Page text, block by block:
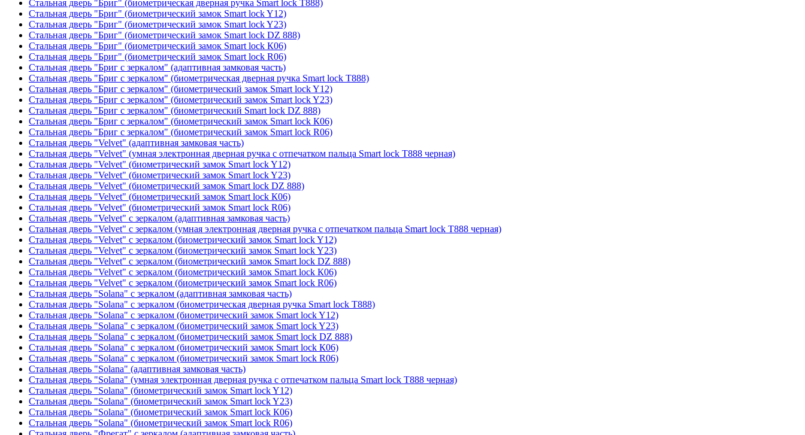
Стальная дверь "Бриг" (биометрическая дверная ручка Smart lock T888)
Стальная дверь "Бриг" (биометрический замок Smart lock Y12)
Стальная дверь "Бриг" (биометрический замок Smart lock Y23)
Стальная дверь "Бриг" (биометрический замок Smart lock DZ 888)
Стальная дверь "Бриг" (биометрический замок Smart lock К06)
Стальная дверь "Бриг" (биометрический замок Smart lock R06)
Стальная дверь "Бриг с зеркалом" (адаптивная замковая часть)
Стальная дверь "Бриг с зеркалом" (биометрическая дверная ручка Smart lock T888)
Стальная дверь "Бриг с зеркалом" (биометрический замок Smart lock Y12)
Стальная дверь "Бриг с зеркалом" (биометрический замок Smart lock Y23)
Стальная дверь "Бриг с зеркалом" (биометрический Smart lock DZ 888)
Стальная дверь "Бриг с зеркалом" (биометрический замок Smart lock К06)
Стальная дверь "Бриг с зеркалом" (биометрический замок Smart lock R06)
Стальная дверь "Velvet" (адаптивная замковая часть)
Стальная дверь "Velvet" (умная электронная дверная ручка с отпечатком пальца Smart lock T888 черная)
Стальная дверь "Velvet" (биометрический замок Smart lock Y12)
Стальная дверь "Velvet" (биометрический замок Smart lock Y23)
Стальная дверь "Velvet" (биометрический замок Smart lock DZ 888)
Стальная дверь "Velvet" (биометрический замок Smart lock К06)
Стальная дверь "Velvet" (биометрический замок Smart lock R06)
Стальная дверь "Velvet" с зеркалом (адаптивная замковая часть)
Стальная дверь "Velvet" с зеркалом (умная электронная дверная ручка с отпечатком пальца Smart lock T888 черная)
Стальная дверь "Velvet" с зеркалом (биометрический замок Smart lock Y12)
Стальная дверь "Velvet" с зеркалом (биометрический замок Smart lock Y23)
Стальная дверь "Velvet" с зеркалом (биометрический замок Smart lock DZ 888)
Стальная дверь "Velvet" с зеркалом (биометрический замок Smart lock К06)
Стальная дверь "Velvet" с зеркалом (биометрический замок Smart lock R06)
Стальная дверь "Solana" с зеркалом (адаптивная замковая часть)
Стальная дверь "Solana" с зеркалом (биометрическая дверная ручка Smart lock T888)
Стальная дверь "Solana" с зеркалом (биометрический замок Smart lock Y12)
Стальная дверь "Solana" с зеркалом (биометрический замок Smart lock Y23)
Стальная дверь "Solana" с зеркалом (биометрический замок Smart lock DZ 888)
Стальная дверь "Solana" с зеркалом (биометрический замок Smart lock К06)
Стальная дверь "Solana" с зеркалом (биометрический замок Smart lock R06)
Стальная дверь "Solana" (адаптивная замковая часть)
Стальная дверь "Solana" (умная электронная дверная ручка с отпечатком пальца Smart lock T888 черная)
Стальная дверь "Solana" (биометрический замок Smart lock Y12)
Стальная дверь "Solana" (биометрический замок Smart lock Y23)
Стальная дверь "Solana" (биометрический замок Smart lock К06)
Стальная дверь "Solana" (биометрический замок Smart lock R06)